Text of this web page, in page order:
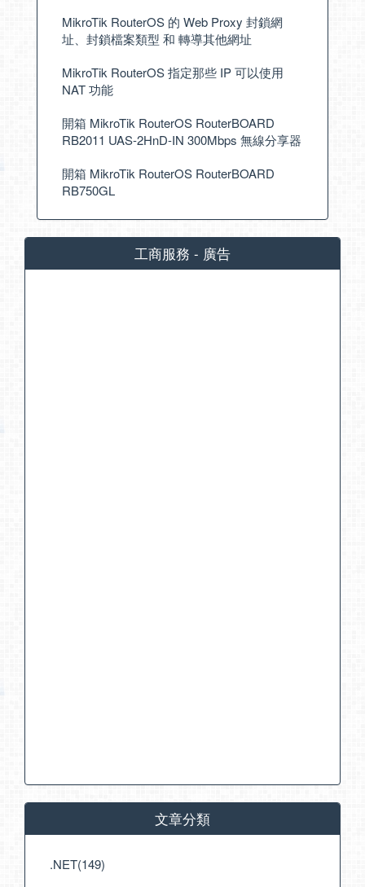
MikroTik RouterOS 的 Web Proxy 封鎖網
址、封鎖檔案類型 和 轉導其他網址
MikroTik RouterOS 指定那些 IP 可以使用
NAT 功能
開箱 MikroTik RouterOS RouterBOARD
RB2011 UAS-2HnD-IN 300Mbps 無線分享器
開箱 MikroTik RouterOS RouterBOARD
RB750GL
工商服務 - 廣告
文章分類
.NET(149)